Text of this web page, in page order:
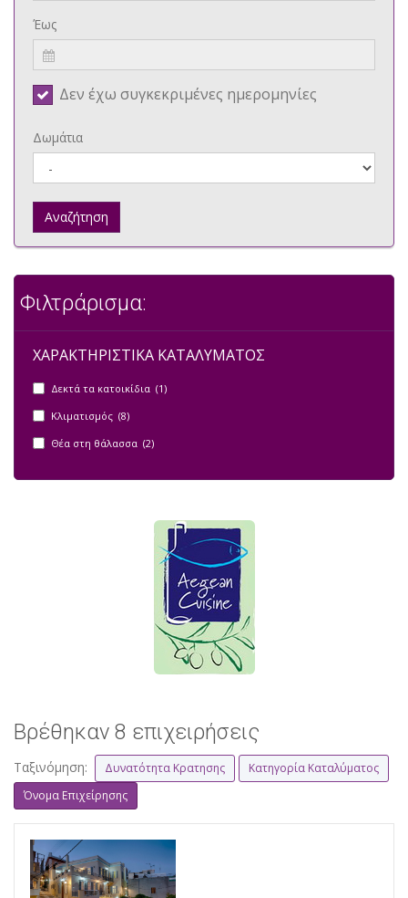
Έως
Δεν έχω συγκεκριμένες ημερομηνίες
Δωμάτια
Αναζήτηση
Φιλτράρισμα:
ΧΑΡΑΚΤΗΡΙΣΤΙΚΑ ΚΑΤΑΛΥΜΑΤΟΣ
Δεκτά τα κατοικίδια (1)
Κλιματισμός (8)
Θέα στη θάλασσα (2)
Βρέθηκαν 8 επιχειρήσεις
Ταξινόμηση: Δυνατότητα Κρατησης
Κατηγορία Καταλύματος
Όνομα Επιχείρησης